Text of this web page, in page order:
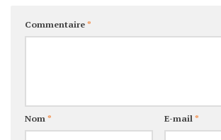
Commentaire*
Nom* E-mail*